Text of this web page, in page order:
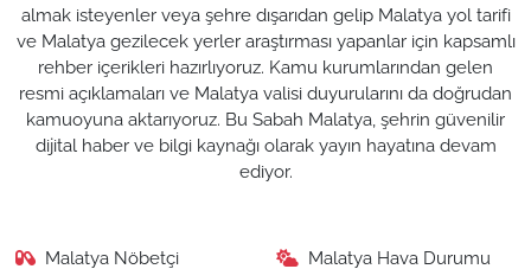
almak isteyenler veya şehre dışarıdan gelip Malatya yol tarifi
ve Malatya gezilecek yerler araştırması yapanlar için kapsamlı
rehber içerikleri hazırlıyoruz. Kamu kurumlarından gelen
resmi açıklamaları ve Malatya valisi duyurularını da doğrudan
kamuoyuna aktarıyoruz. Bu Sabah Malatya, şehrin güvenilir
dijital haber ve bilgi kaynağı olarak yayın hayatına devam
ediyor.
Malatya Nöbetçi
Malatya Hava Durumu